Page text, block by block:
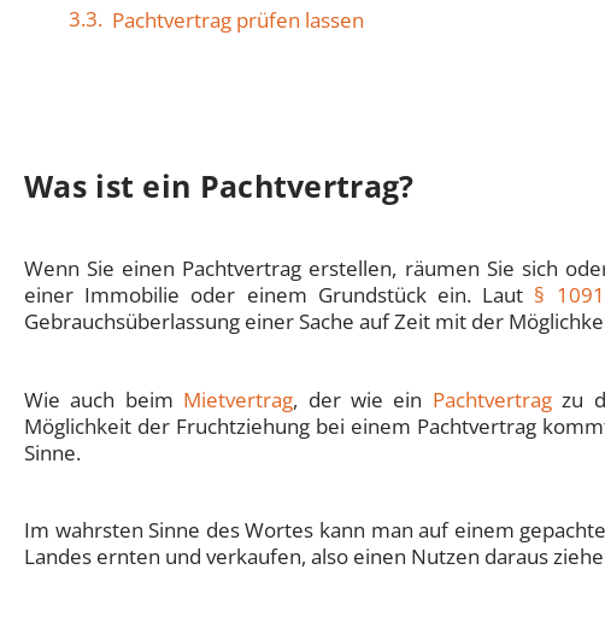
Pachtvertrag prüfen lassen
Was ist ein Pachtvertrag?
Wenn Sie einen Pachtvertrag erstellen, räumen Sie sich
einer Immobilie oder einem Grundstück ein. Laut § 1091
Gebrauchsüberlassung einer Sache auf Zeit mit der
Wie auch beim Mietvertrag, der wie ein Pachtvertragzu
Möglichkeit der Fruchtziehung bei einem Pachtvertrag
Sinne.
Im wahrsten Sinne des Wortes kann man auf einem
Landes ernten und verkaufen, also einen Nutzen daraus